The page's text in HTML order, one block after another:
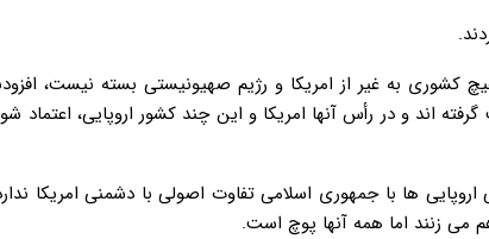
هیچ کشوری به غیر از امریکا و رژیم صهیونیستی بسته نیست،
اند و در رأس آنها امریکا و این چند کشور اروپایی، اعتماد
ها با جمهوری اسلامی تفاوت اصولی با دشمنی امریکا
می زنند اما همه آنها پوچ است.